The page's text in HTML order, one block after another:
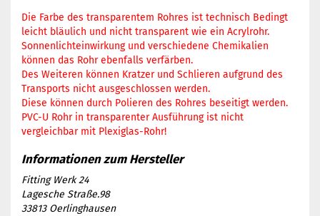
Die Farbe des transparentem Rohres ist technisch Bedingt
leicht bläulich und nicht transparent wie ein Acrylrohr.
Sonnenlichteinwirkung und verschiedene Chemikalien
können das Rohr ebenfalls verfärben.
Des Weiteren können Kratzer und Schlieren aufgrund des
Transports nicht ausgeschlossen werden.
Diese können durch Polieren des Rohres beseitigt werden.
PVC-U Rohr in transparenter Ausführung ist nicht
vergleichbar mit Plexiglas-Rohr!
Fitting Werk 24
Lagesche Straße.98
33813 Oerlinghausen